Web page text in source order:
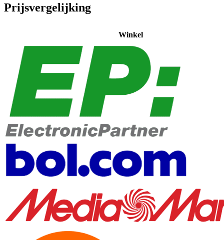
Prijsvergelijking
Winkel